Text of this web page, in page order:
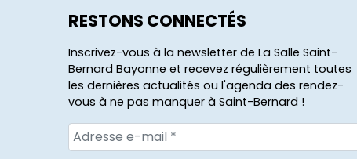
RESTONS CONNECTÉS
Inscrivez-vous à la newsletter de La Salle Saint-
Bernard Bayonne et recevez régulièrement toutes
les dernières actualités ou l'agenda des rendez-
vous à ne pas manquer à Saint-Bernard !